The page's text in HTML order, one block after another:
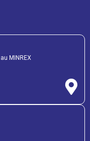
MINREX